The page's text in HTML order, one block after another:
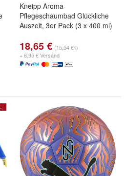
Kneipp Aroma-
Pflegeschaumbad Glückliche
Auszeit, 3er Pack (3 x 400 ml)
18,65 € (15,54 €/l)
+ 6,95 € Versand